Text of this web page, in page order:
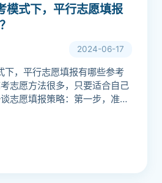
式下，平行志愿填报
2024-06-17
，平行志愿填报有哪些参考
志愿方法很多，只要适合自己
志愿填报策略：第一步，准确